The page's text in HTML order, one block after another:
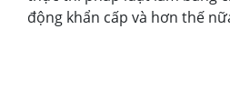
động khẩn cấp và hơn thế